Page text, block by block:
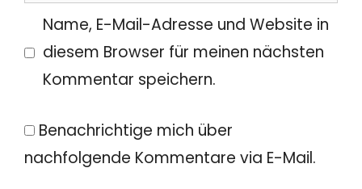
Name, E-Mail-Adresse und Website in
diesem Browser für meinen nächsten
Kommentar speichern.
Benachrichtige mich über
nachfolgende Kommentare via E-Mail.